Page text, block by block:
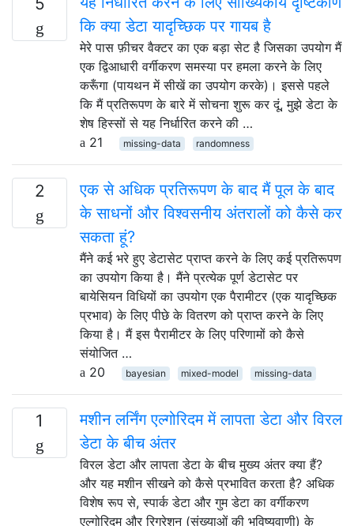
कि क्या डेटा यादृच्छिक पर गायब है
मेरे पास फ़ीचर वैक्टर का एक बड़ा सेट है जिसका उपयोग मैं
एक द्विआधारी वर्गीकरण समस्या पर हमला करने के लिए
करूँगा (पायथन में सीखें का उपयोग करके)। इससे पहले
कि मैं प्रतिरूपण के बारे में सोचना शुरू कर दूं, मुझे डेटा के
शेष हिस्सों से यह निर्धारित करने की …
21
missing-data randomness
2
एक से अधिक प्रतिरूपण के बाद मैं पूल के बाद
के साधनों और विश्वसनीय अंतरालों को कैसे कर
सकता हूं?
मैंने कई भरे हुए डेटासेट प्राप्त करने के लिए कई प्रतिरूपण
का उपयोग किया है। मैंने प्रत्येक पूर्ण डेटासेट पर
बायेसियन विधियों का उपयोग एक पैरामीटर (एक यादृच्छिक
प्रभाव) के लिए पीछे के वितरण को प्राप्त करने के लिए
किया है। मैं इस पैरामीटर के लिए परिणामों को कैसे
संयोजित …
20
bayesian mixed-model missing-data
1
मशीन लर्निंग एल्गोरिदम में लापता डेटा और विरल
डेटा के बीच अंतर
विरल डेटा और लापता डेटा के बीच मुख्य अंतर क्या हैं?
और यह मशीन सीखने को कैसे प्रभावित करता है? अधिक
विशेष रूप से, स्पार्क डेटा और गुम डेटा का वर्गीकरण
एल्गोरिदम और रिग्रेशन (संख्याओं की भविष्यवाणी) के